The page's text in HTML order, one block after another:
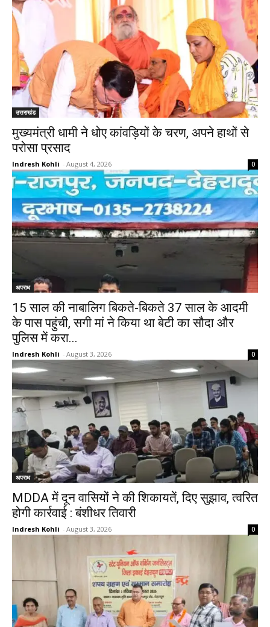
उत्तराखंड
मुख्यमंत्री धामी ने धोए कांवड़ियों के चरण, अपने हाथों से
परोसा प्रसाद
Indresh Kohli - August 4, 2026 0
अपराध
15 साल की नाबालिग बिकते-बिकते 37 साल के आदमी
के पास पहुंची, सगी मां ने किया था बेटी का सौदा और
पुलिस में करा...
Indresh Kohli - August 3, 2026 0
अपराध
MDDA में दून वासियों ने की शिकायतें, दिए सुझाव, त्वरित
होगी कार्रवाई : बंशीधर तिवारी
Indresh Kohli - August 3, 2026 0